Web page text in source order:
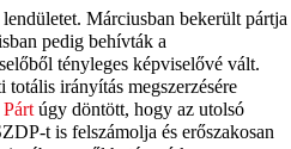
Márciusban bekerült pártja
pedig behívták a
tényleges képviselővé vált.
totális irányítás megszerzésére
úgy döntött, hogy az utolsó
t is felszámolja és erőszakosan